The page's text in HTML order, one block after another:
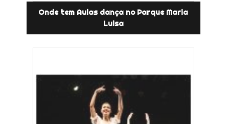
Onde tem Aulas dança no Parque Maria
Luisa